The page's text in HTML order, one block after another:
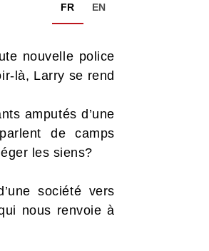
FR EN
nouvelle police
là, Larry se rend
amputés d’une
de camps
les siens?
société vers
nous renvoie à